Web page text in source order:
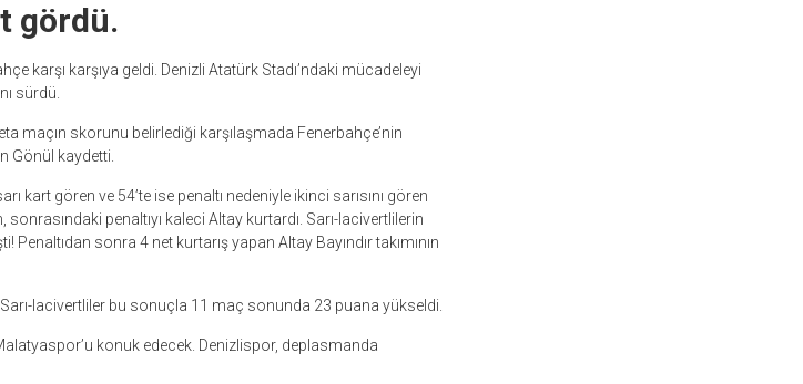
gördü.
karşı karşıya geldi. Denizli Atatürk Stadı’ndaki mücadeleyi
sürdü.
maçın skorunu belirlediği karşılaşmada Fenerbahçe’nin
Gönül kaydetti.
kart gören ve 54’te ise penaltı nedeniyle ikinci sarısını gören
penaltıyı kaleci Altay kurtardı. Sarı-lacivertlilerin
sonra 4 net kurtarış yapan Altay Bayındır takımının
lacivertliler bu sonuçla 11 maç sonunda 23 puana yükseldi.
konuk edecek. Denizlispor, deplasmanda